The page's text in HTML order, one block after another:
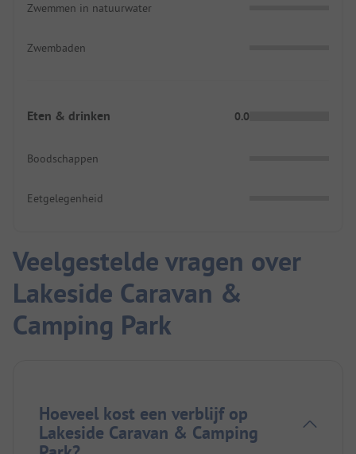
Zwemmen in natuurwater
Zwembaden
Eten & drinken 0.0
Boodschappen
Eetgelegenheid
Veelgestelde vragen over
Lakeside Caravan &
Camping Park
Hoeveel kost een verblijf op
Lakeside Caravan & Camping